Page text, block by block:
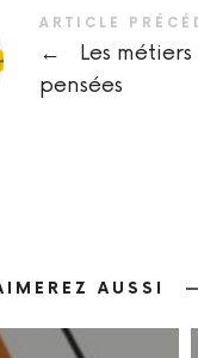
ARTICLE
←
Les
pensées
AUSSI